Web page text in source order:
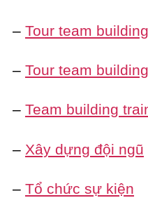
– Tour team
– Tour team building
– Team building
– Xây dựng đội ngũ
– Tổ chức sự kiện